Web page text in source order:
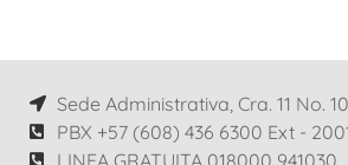
Sede Administrativa, Cra. 11 No.
PBX +57 (608) 436 6300 Ext -